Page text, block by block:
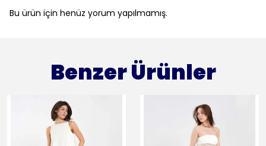
Bu ürün için henüz yorum yapılmamış.
Benzer Ürünler